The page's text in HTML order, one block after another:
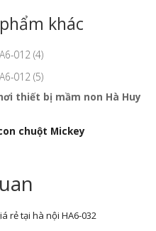
khác
thiết bị mầm non Hà Huy
chuột Mickey